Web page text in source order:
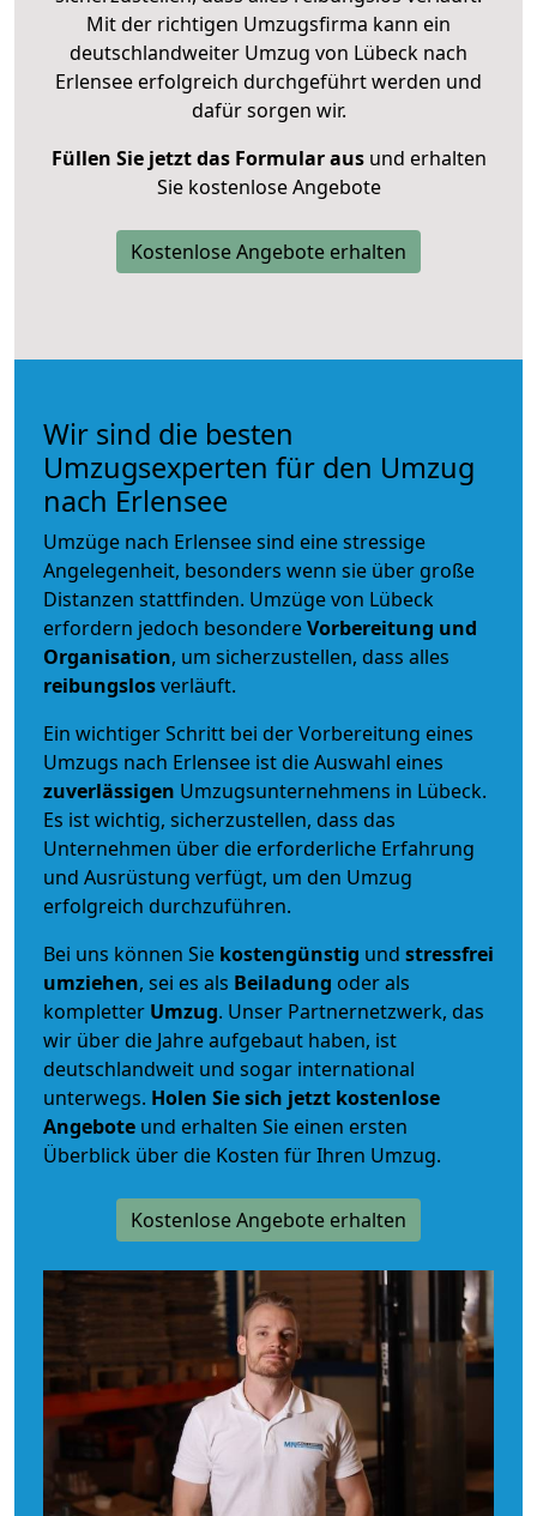
Mit der richtigen Umzugsfirma kann ein
deutschlandweiter Umzug von Lübeck nach
Erlensee erfolgreich durchgeführt werden und
dafür sorgen wir.
Füllen Sie jetzt das Formular ausund erhalten
Sie kostenlose Angebote
Kostenlose Angebote erhalten
Wir sind die besten
Umzugsexperten für den Umzug
nach Erlensee
Umzüge nach Erlensee sind eine stressige
Angelegenheit, besonders wenn sie über große
Distanzen stattfinden. Umzüge von Lübeck
erfordern jedoch besondereVorbereitung und
Organisation, um sicherzustellen, dass alles
reibungslosverläuft.
Ein wichtiger Schritt bei der Vorbereitung eines
Umzugs nach Erlensee ist die Auswahl eines
zuverlässigen Umzugsunternehmens in Lübeck.
Es ist wichtig, sicherzustellen, dass das
Unternehmen über die erforderliche Erfahrung
und Ausrüstung verfügt, um den Umzug
erfolgreich durchzuführen.
Bei uns können Sie kostengünstig und stressfrei
umziehen, sei es als Beiladung oder als
kompletter Umzug. Unser Partnernetzwerk, das
wir über die Jahre aufgebaut haben, ist
deutschlandweit und sogar international
unterwegs. Holen Sie sich jetzt kostenlose
Angebote und erhalten Sie einen ersten
Überblick über die Kosten für Ihren Umzug.
Kostenlose Angebote erhalten